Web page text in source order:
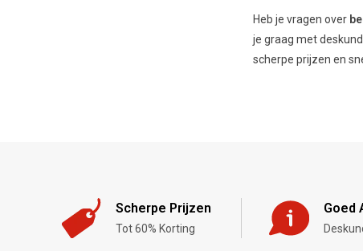
Heb je vragen over
je graag met
scherpe prijzen en
Scherpe Prijzen
Tot 60% Korting
Goed